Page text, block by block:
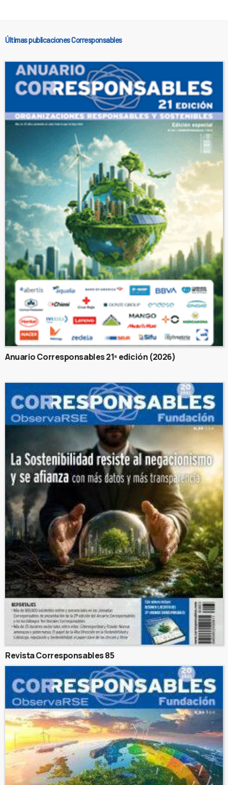
Últimas publicaciones Corresponsables
Anuario Corresponsables 21ª edición (2026)
Revista Corresponsables 85